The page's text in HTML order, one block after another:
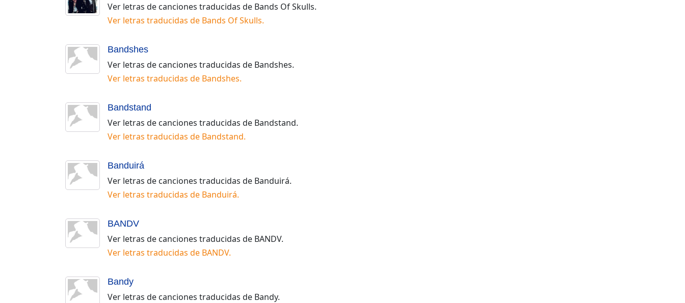
Ver letras de canciones traducidas de Bands Of Skulls.
Ver letras traducidas de Bands Of Skulls.
Bandshes
Ver letras de canciones traducidas de Bandshes.
Ver letras traducidas de Bandshes.
Bandstand
Ver letras de canciones traducidas de Bandstand.
Ver letras traducidas de Bandstand.
Banduirá
Ver letras de canciones traducidas de Banduirá.
Ver letras traducidas de Banduirá.
BANDV
Ver letras de canciones traducidas de BANDV.
Ver letras traducidas de BANDV.
Bandy
Ver letras de canciones traducidas de Bandy.